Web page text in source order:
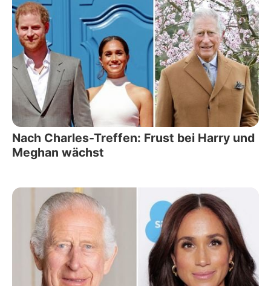
Nach Charles-Treffen: Frust bei Harry und
Meghan wächst